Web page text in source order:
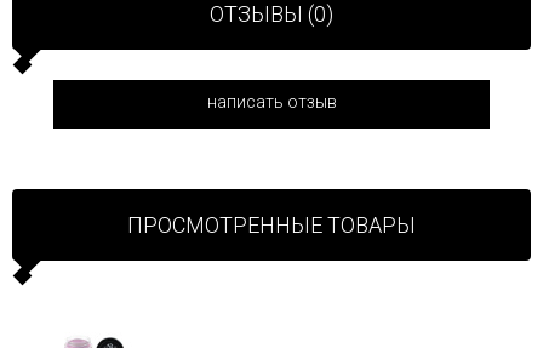
ОТЗЫВЫ (0)
написать отзыв
ПРОСМОТРЕННЫЕ ТОВАРЫ